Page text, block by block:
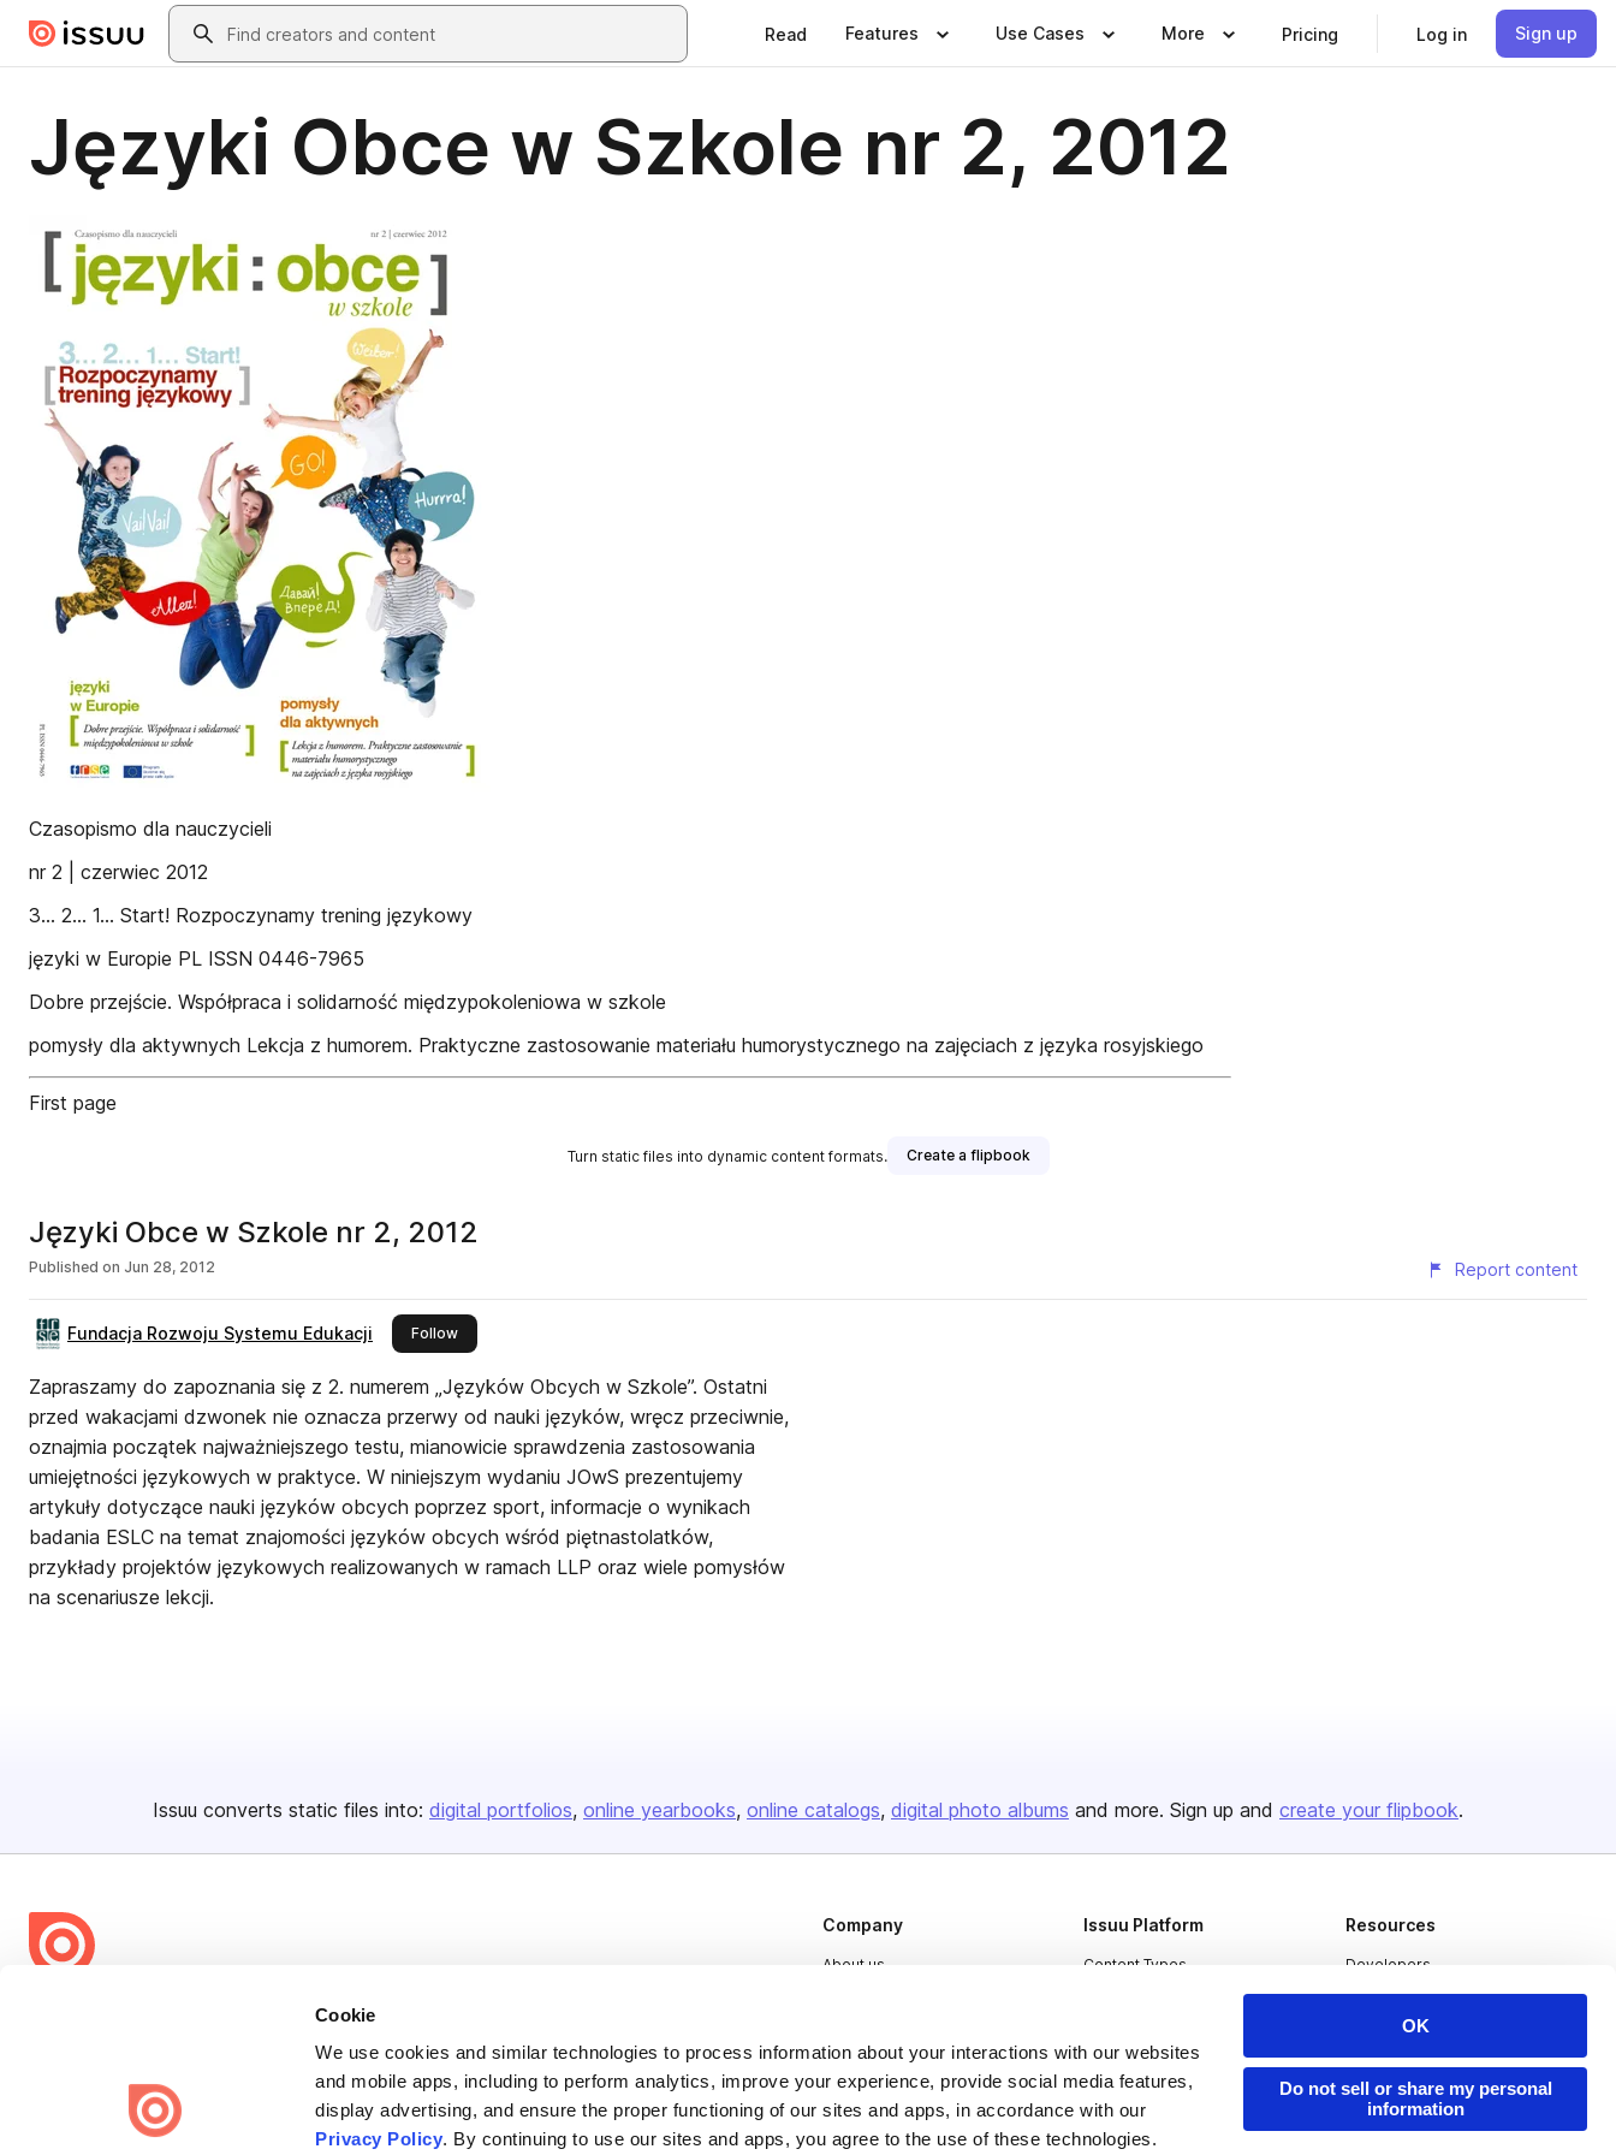
Cookie
We use cookies and similar technologies to process information about your interactions with our websites
and mobile apps, including to perform analytics, improve your experience, provide social media features,
display advertising, and ensure the proper functioning of our sites and apps, in accordance with our
Privacy Policy. By continuing to use our sites and apps, you agree to the use of these technologies.
OK
Do not sell or share my personal
information
Skip to main contentSearch
Read Features Use Cases More Pricing Log in Sign up
Języki Obce w Szkole nr 2, 2012
Czasopismo dla nauczycieli
nr 2 | czerwiec 2012
3… 2… 1… Start! Rozpoczynamy trening językowy
języki w Europie PL ISSN 0446-7965
Dobre przejście. Współpraca i solidarność międzypokoleniowa w szkole
pomysły dla aktywnych Lekcja z humorem. Praktyczne zastosowanie materiału humorystycznego na zajęciach z języka rosyjskiego
First page
Turn static files into dynamic content formats. Create a flipbook
Języki Obce w Szkole nr 2, 2012
Published on Jun 28, 2012 Report content
Fundacja Rozwoju Systemu Edukacji Followthis publisher
Zapraszamy do zapoznania się z 2. numerem „Języków Obcych w Szkole”. Ostatni
przed wakacjami dzwonek nie oznacza przerwy od nauki języków, wręcz przeciwnie,
oznajmia początek najważniejszego testu, mianowicie sprawdzenia zastosowania
umiejętności językowych w praktyce. W niniejszym wydaniu JOwS prezentujemy
artykuły dotyczące nauki języków obcych poprzez sport, informacje o wynikach
badania ESLC na temat znajomości języków obcych wśród piętnastolatków,
przykłady projektów językowych realizowanych w ramach LLP oraz wiele pomysłów
na scenariusze lekcji.
Issuu converts static files into: digital portfolios online yearbooks online catalogs digital photo albums and more. Sign up and create your flipbook.
share everywhere.
Issuu turns PDFs and other files into interactive flipbooks and
engaging content for every channel.
Company
About us
Plans & Pricing
Press
Issuu Platform
Content Types
Industries
Resources
Developers